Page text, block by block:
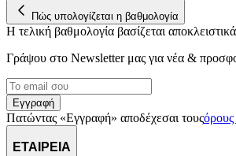
Πώς υπολογίζεται η βαθμολογία
Η τελική βαθμολογία βασίζεται
Γράψου στο Νewsletter μας για νέα &
Εγγραφή
Πατώντας «Εγγραφή» αποδέχεσαι τους
ΕΤΑΙΡΕΙΑ